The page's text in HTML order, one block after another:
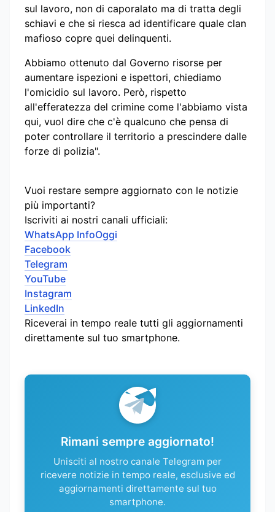
sul lavoro, non di caporalato ma di tratta degli
schiavi e che si riesca ad identificare quale clan
mafioso copre quei delinquenti.
Abbiamo ottenuto dal Governo risorse per
aumentare ispezioni e ispettori, chiediamo
l'omicidio sul lavoro. Però, rispetto
all'efferatezza del crimine come l'abbiamo vista
qui, vuol dire che c'è qualcuno che pensa di
poter controllare il territorio a prescindere dalle
forze di polizia".
Vuoi restare sempre aggiornato con le notizie
più importanti?
Iscriviti ai nostri canali ufficiali:
WhatsApp InfoOggi
Facebook
Telegram
YouTube
Instagram
LinkedIn
Riceverai in tempo reale tutti gli aggiornamenti
direttamente sul tuo smartphone.
Rimani sempre aggiornato!
Unisciti al nostro canale Telegram per
ricevere notizie in tempo reale, esclusive ed
aggiornamenti direttamente sul tuo
smartphone.